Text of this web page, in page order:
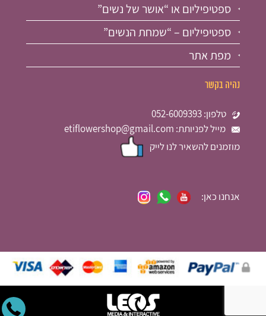
ספטיפיליום או “אושר של נשים”
ספטיפיליום – “שמחת הנשים”
מפת אתר
נהיה בקשר
טלפון: 052-6009393
מייל לפניותת: etiflowershop@gmail.com
מוזמנים להשאיר לנו לייק
אנחנו כאן: